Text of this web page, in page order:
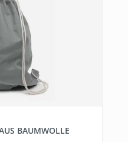
BAUMWOLLE